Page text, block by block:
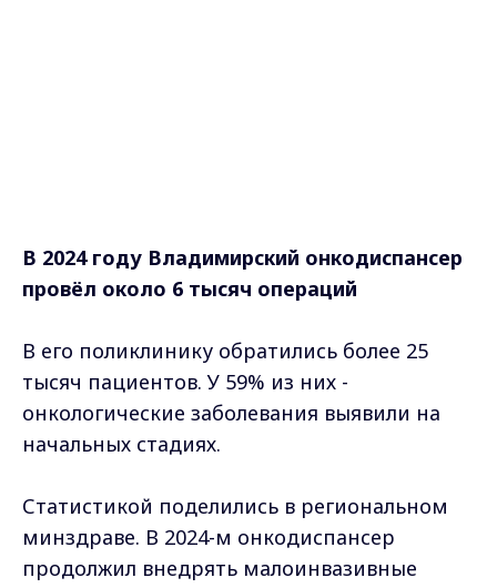
В 2024 году Владимирский онкодиспансер
провёл около 6 тысяч операций
В его поликлинику обратились более 25
тысяч пациентов. У 59% из них -
онкологические заболевания выявили на
начальных стадиях.
Статистикой поделились в региональном
минздраве. В 2024-м онкодиспансер
продолжил внедрять малоинвазивные